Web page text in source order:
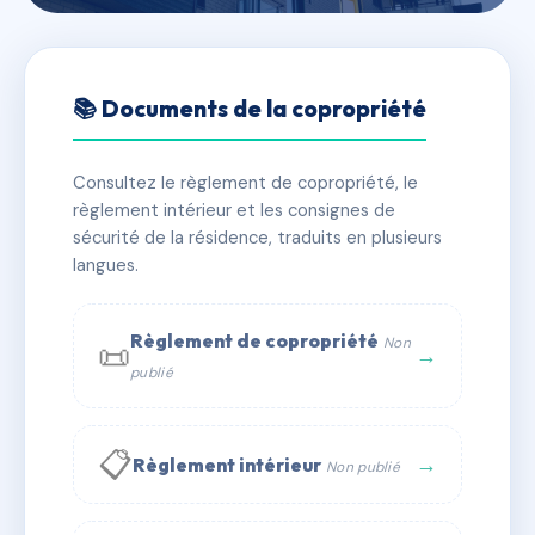
NEPTUNE
✓ Immatriculée 🏠 32 lots 🏗 1 bâtiment(s)
📞 Contacter Syndic Digital
📚 Documents de la copropriété
Consultez le règlement de copropriété, le
règlement intérieur et les consignes de
sécurité de la résidence, traduits en plusieurs
langues.
📜Règlement de copropriété Non
publié
→
📋Règlement intérieur Non publié →